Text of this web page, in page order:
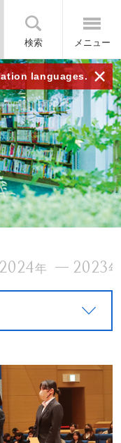
検索 メニュー
languages. ×
2024年 2023年